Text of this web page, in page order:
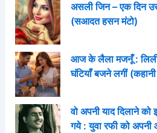
असली जिन – एक दिन
(सआदत हसन मंटो)
आज के लैला मजनूँ : लिली
घंटियाँ बजने लगीं
वो अपनी याद दिलाने
गये : युवा रफी को अपनी